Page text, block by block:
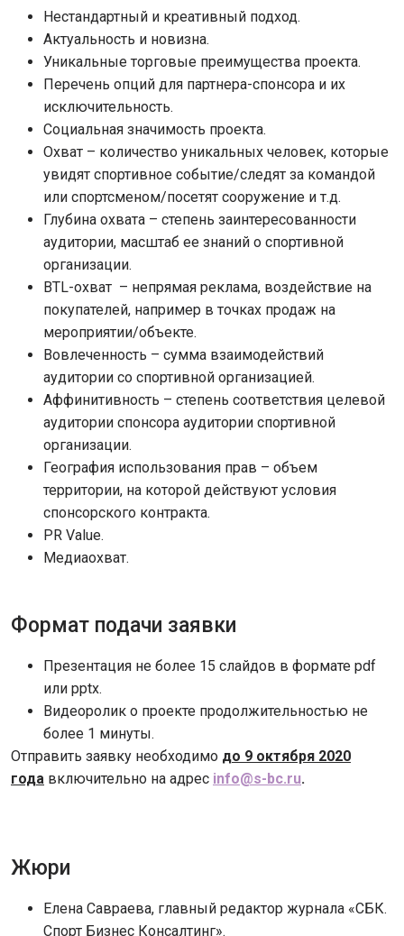
Нестандартный и креативный подход.
Актуальность и новизна.
Уникальные торговые преимущества проекта.
Перечень опций для партнера-спонсора и их
исключительность.
Социальная значимость проекта.
Охват – количество уникальных человек, которые
увидят спортивное событие/следят за командой
или спортсменом/посетят сооружение и т.д.
Глубина охвата – степень заинтересованности
аудитории, масштаб ее знаний о спортивной
организации.
BTL-охват – непрямая реклама, воздействие на
покупателей, например в точках продаж на
мероприятии/объекте.
Вовлеченность – сумма взаимодействий
аудитории со спортивной организацией.
Аффинитивность – степень соответствия целевой
аудитории спонсора аудитории спортивной
организации.
География использования прав – объем
территории, на которой действуют условия
спонсорского контракта.
PR Value.
Медиаохват.
Формат подачи заявки
Презентация не более 15 слайдов в формате pdf
или pptx.
Видеоролик о проекте продолжительностью не
более 1 минуты.
Отправить заявку необходимо до 9 октября 2020
года включительно на адрес info@s-bc.ru.
Жюри
Елена Савраева, главный редактор журнала «СБК.
Спорт Бизнес Консалтинг».